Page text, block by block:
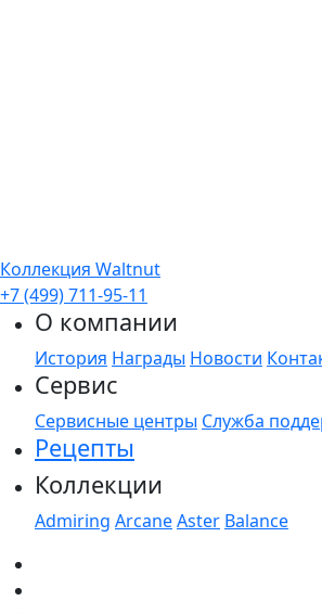
Коллекция Waltnut
+7 (499) 711-95-11
О компании
История Награды Новости
Сервис
Сервисные центры Служба
Рецепты
Коллекции
Admiring ArcaneAster Balance